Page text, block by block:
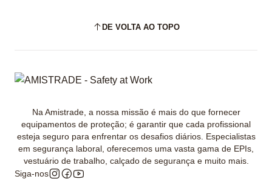
DE VOLTA AO TOPO
Na Amistrade, a nossa missão é mais do que fornecer
equipamentos de proteção; é garantir que cada profissional
esteja seguro para enfrentar os desafios diários. Especialistas
em segurança laboral, oferecemos uma vasta gama de EPIs,
vestuário de trabalho, calçado de segurança e muito mais.
Siga-nos